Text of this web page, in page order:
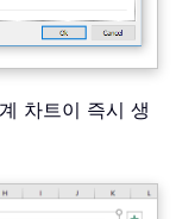
차트이 즉시 생